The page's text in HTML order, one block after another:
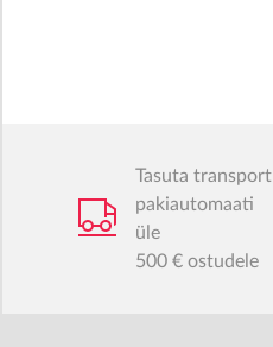
Tasuta transport
pakiautomaati
üle
500 € ostudele